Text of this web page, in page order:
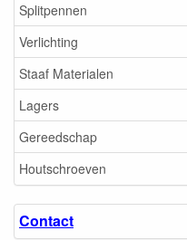
Splitpennen
Verlichting
Staaf Materialen
Lagers
Gereedschap
Houtschroeven
Contact